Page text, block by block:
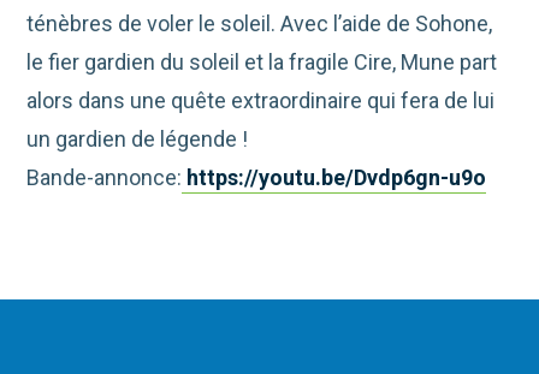
ténèbres de voler le soleil. Avec l’aide de Sohone,
le fier gardien du soleil et la fragile Cire, Mune part
alors dans une quête extraordinaire qui fera de lui
un gardien de légende !
Bande-annonce: https://youtu.be/Dvdp6gn-u9o